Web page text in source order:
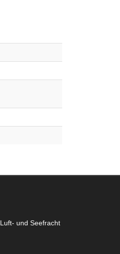
Luft- und Seefracht